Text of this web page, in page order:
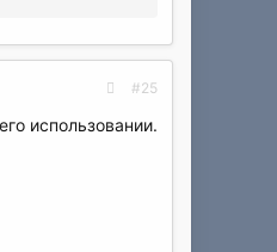
#25
использовании.